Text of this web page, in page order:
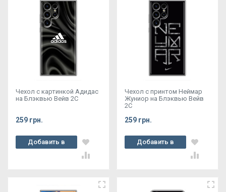
Чехол с картинкой Адидас
на Блэквью Вейв 2С
259 грн.
Добавить в
корзину
Чехол с принтом Неймар
Жуниор на Блэквью Вейв
2С
259 грн.
Добавить в
корзину